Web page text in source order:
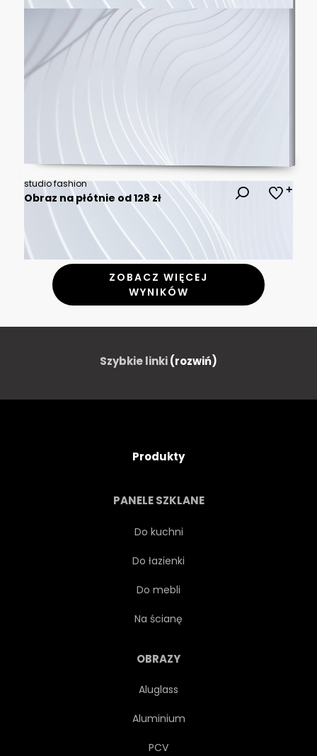
studio fashion
Obraz na płótnie od 128 zł
ZOBACZ WIĘCEJ
WYNIKÓW
Szybkie linki(rozwiń)
Produkty
PANELE SZKLANE
Do kuchni
Do łazienki
Do mebli
Na ścianę
OBRAZY
Aluglass
Aluminium
PCV